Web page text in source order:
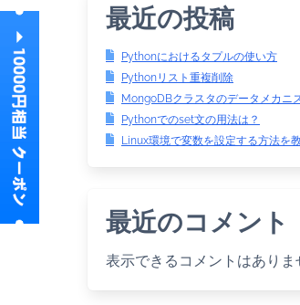
最近の投稿
Pythonにおけるタプルの使い方
Pythonリスト重複削除
MongoDBクラスタのデータメカニ
Pythonでのset文の用法は？
Linux環境で変数を設定する方法を
最近のコメント
表示できるコメントはありま